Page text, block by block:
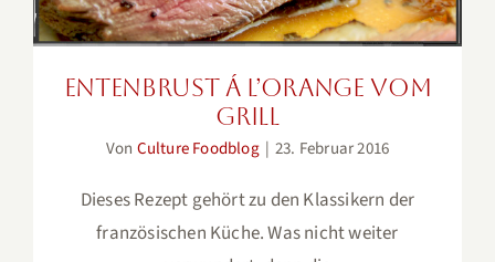
Entenbrust á l’orange vom
Grill
Von Culture Foodblog | 23. Februar 2016
Dieses Rezept gehört zu den Klassikern der
französischen Küche. Was nicht weiter